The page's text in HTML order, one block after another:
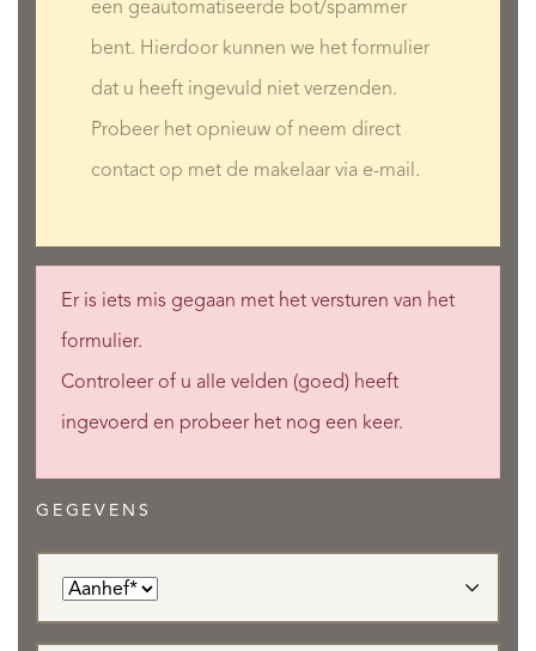
een geautomatiseerde bot/spammer
bent. Hierdoor kunnen we het formulier
dat u heeft ingevuld niet verzenden.
Probeer het opnieuw of neem direct
contact op met de makelaar via e-mail.
Er is iets mis gegaan met het versturen van het
formulier.
Controleer of u alle velden (goed) heeft
ingevoerd en probeer het nog een keer.
GEGEVENS